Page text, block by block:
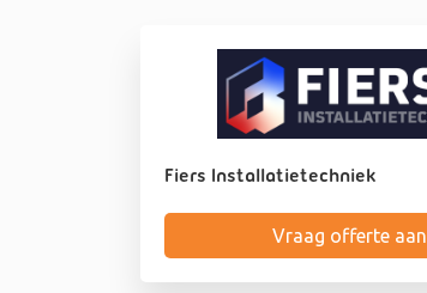
Fiers Installatietechniek
Vraag offerte aan